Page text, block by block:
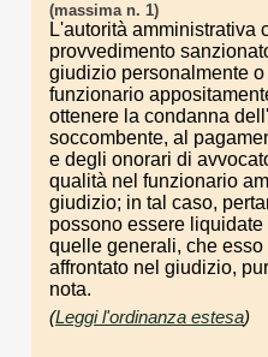
(massima n. 1)
L'autorità amministrativa
provvedimento
giudizio personalmente
funzionario
ottenere la condanna
soccombente, al
e degli onorari di
qualità nel funzionario
giudizio; in tal caso,
possono essere
quelle generali, che
affrontato nel giudizio,
nota.
(Leggi l'ordinanza estesa)